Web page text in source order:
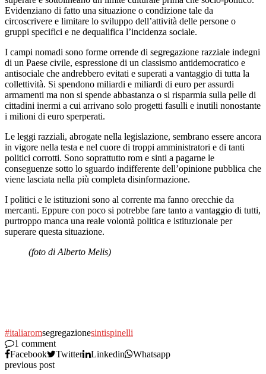
Evidenziano di fatto una situazione o condizione tale da
circoscrivere e limitare lo sviluppo dell’attività delle persone o
gruppi specifici e ne dequalifica l’incidenza sociale.
I campi nomadi sono forme orrende di segregazione razziale indegni
di un Paese civile, espressione di un classismo antidemocratico e
antisociale che andrebbero evitati e superati a vantaggio di tutta la
collettività. Si spendono miliardi e miliardi di euro per assurdi
armamenti ma non si spende abbastanza o si risparmia sulla pelle di
cittadini inermi a cui arrivano solo progetti fasulli e inutili nonostante
i milioni di euro sperperati.
Le leggi razziali, abrogate nella legislazione, sembrano essere ancora
in vigore nella testa e nel cuore di troppi amministratori e di tanti
politici corrotti. Sono soprattutto rom e sinti a pagarne le
conseguenze sotto lo sguardo indifferente dell’opinione pubblica che
viene lasciata nella più completa disinformazione.
I politici e le istituzioni sono al corrente ma fanno orecchie da
mercanti. Eppure con poco si potrebbe fare tanto a vantaggio di tutti,
purtroppo manca una reale volontà politica e istituzionale per
superare questa situazione.
(foto di Alberto Melis)
#italiaromsegregazionesintispinelli
1 comment
Facebook
Twitter Linkedin
Whatsapp
previous post